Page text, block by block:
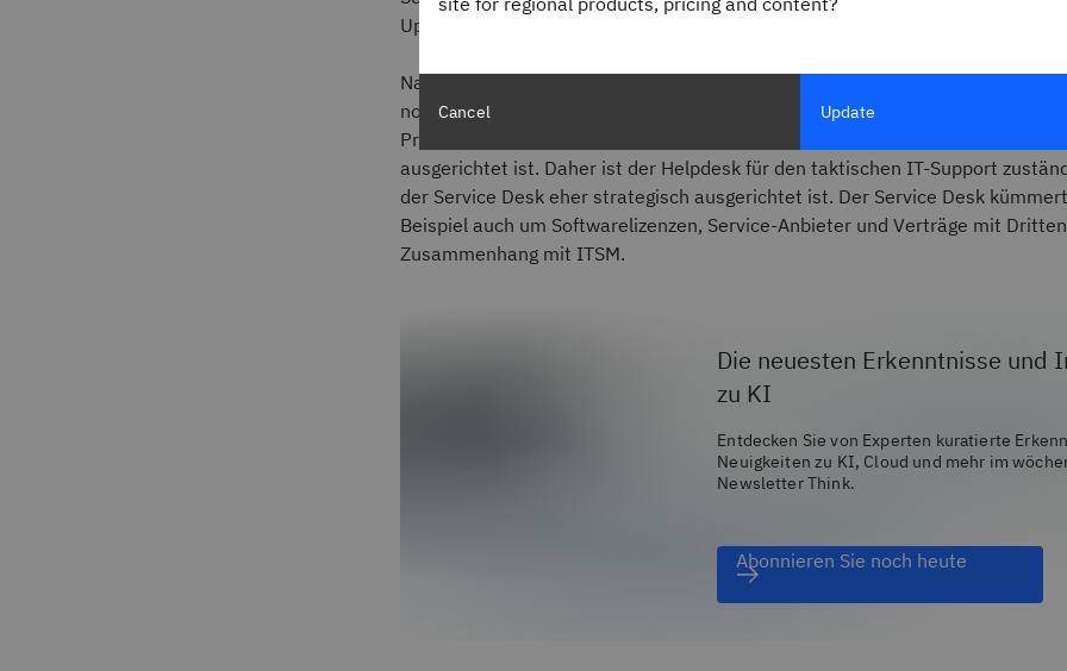
Upgrades.
Nach der Definition der
normalen Helpdesks. Das Hauptaugenmerk eines IT-Helpdesks liegt auf der
Problemen, während ein Service Desk eher auf die Bereitstellung von
ausgerichtet ist. Daher ist der Helpdesk für den taktischen IT-Support
der Service Desk eher strategisch ausgerichtet ist. Der Service Desk
Beispiel auch um Softwarelizenzen, Service-Anbieter und Verträge mit
Zusammenhang mit ITSM.
Die neuesten Erkenntnisse und
zu KI
Entdecken Sie von Experten kuratierte
Neuigkeiten zu KI, Cloud und mehr im
Newsletter Think.
Abonnieren Sie noch heute
Cancel Update